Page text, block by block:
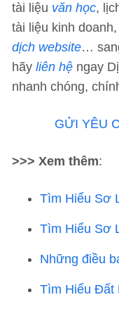
tài liệu văn học,
tài liệu kinh
dịch website…
hãy liên hệ ngay
nhanh chóng,
GỬI YÊU
>>> Xem thêm:
Tìm Hiểu Sơ
Tìm Hiểu Sơ
Những điều
Tìm Hiểu Đất